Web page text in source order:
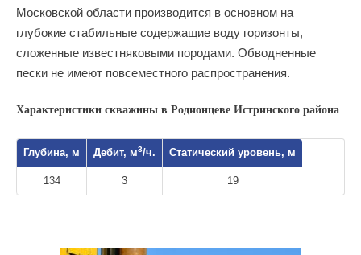
Московской области производится в основном на
глубокие стабильные содержащие воду горизонты,
сложенные известняковыми породами. Обводненные
пески не имеют повсеместного распространения.
Характеристики скважины в Родионцеве Истринского района
Глубина, м Дебит, м3/ч. Статический уровень, м
134 3 19